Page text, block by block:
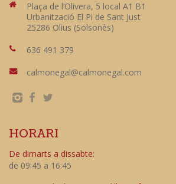
Plaça de l’Olivera, 5 local A1 B1
Urbanització El Pi de Sant Just
25286 Olius (Solsonès)
636 491 379
calmonegal@calmonegal.com
HORARI
De dimarts a dissabte:
de 09:45 a 16:45